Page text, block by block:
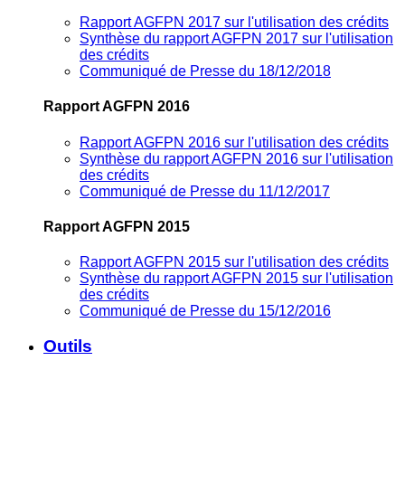
Rapport AGFPN 2017 sur l'utilisation des crédits
Synthèse du rapport AGFPN 2017 sur l'utilisation
des crédits
Communiqué de Presse du 18/12/2018
Rapport AGFPN 2016
Rapport AGFPN 2016 sur l'utilisation des crédits
Synthèse du rapport AGFPN 2016 sur l'utilisation
des crédits
Communiqué de Presse du 11/12/2017
Rapport AGFPN 2015
Rapport AGFPN 2015 sur l'utilisation des crédits
Synthèse du rapport AGFPN 2015 sur l'utilisation
des crédits
Communiqué de Presse du 15/12/2016
Outils